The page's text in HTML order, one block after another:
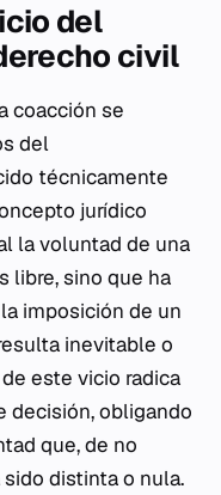
del
civil
coacción se
del
técnicamente
jurídico
la voluntad de una
libre, sino que ha
imposición de un
inevitable o
este vicio radica
decisión, obligando
que, de no
distinta o nula.